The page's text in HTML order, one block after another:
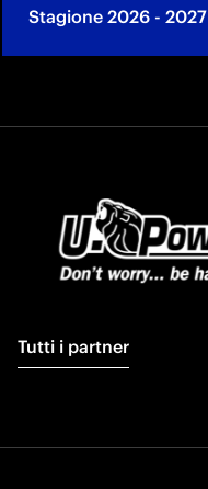
Stagione 2026 - 2027
Tutti i partner